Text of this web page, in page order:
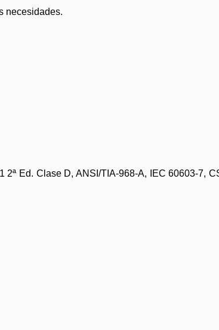
necesidades.
Ed. Clase D, ANSI/TIA-968-A, IEC 60603-7,